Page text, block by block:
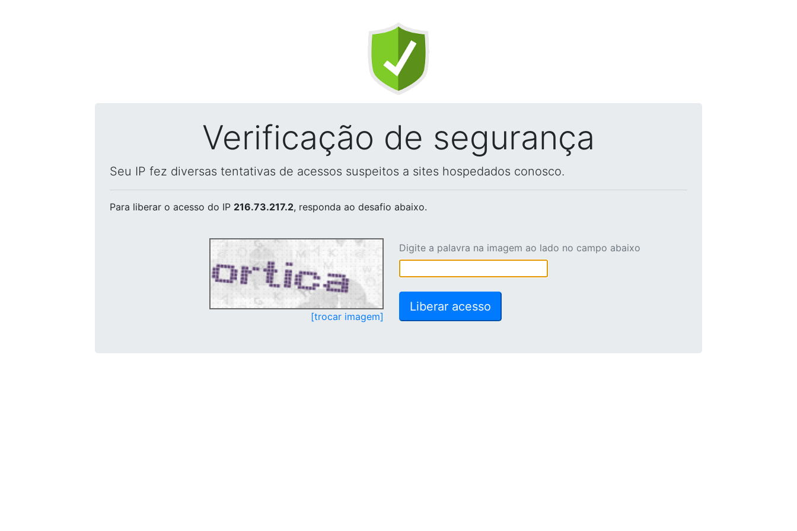
Verificação de segurança
Seu IP fez diversas tentativas de acessos suspeitos a sites hospedados conosco.
Para liberar o acesso do IP 216.73.217.2, responda ao desafio abaixo.
[trocar imagem]
Digite a palavra na imagem ao lado no campo abaixo